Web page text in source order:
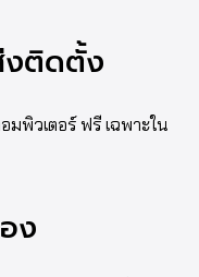
งติดตั้ง
มพิวเตอร์ ฟรี เฉพาะใน
ง